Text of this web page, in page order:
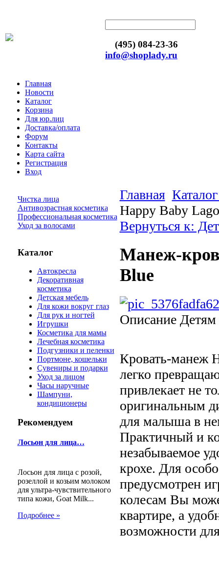
(495) 084-23-36
info@shoplady.ru
Главная
Новости
Каталог
Корзина
Для юр.лиц
Доставка/оплата
Форум
Контакты
Карта сайта
Регистрация
Вход
Чистка лица
Антивозрастная косметика
Профессиональная косметика
Уход за волосами
Каталог
Автокресла
Декоративная
косметика
Детская мебель
Для кожи вокруг глаз
Для рук и ногтей
Игрушки
Косметика для мамы
Лечебная косметика
Подгузники и пеленки
Портмоне, кошельки
Сувениры и подарки
Уход за лицом
Часы наручные
Шампуни,
кондиционеры
Рекомендуем
Лосьон для лица…
Лосьон для лица с розой,
розеллой и козьим молоком
для ультра-чувствительного
типа кожи, Goat Milk...
Подробнее »
Главная
Happy Baby
Вернуться к:
Манеж-
Blue
ОписаниеДетям
Кровать-манеж
легко
привлекает не
оригинальным
для малыша в
Практичный и
незабываемое
крохе. Для
предусмотрен
колесам Вы
квартире, а
возможности